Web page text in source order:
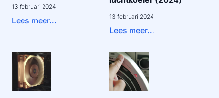
13 februari 2024
Lees meer... 13 februari 2024
Lees meer...